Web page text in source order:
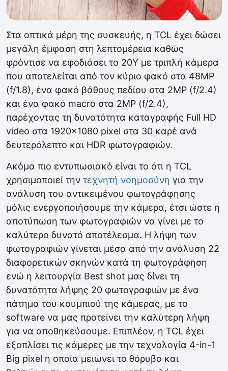
Στα οπτικά μέρη της συσκευής, η TCL έχει δώσει
μεγάλη έμφαση στη λεπτομέρεια καθώς
φρόντισε να εφοδιάσει το 20Y με τριπλή κάμερα
που αποτελείται από τον κύριο φακό στα 48MP
(f/1.8), ένα φακό βάθους πεδίου στα 2MP (f/2.4)
και ένα φακό macro στα 2MP (f/2.4),
παρέχοντας τη δυνατότητα καταγραφής Full HD
video στα 1920×1080 pixel στα 30 καρέ ανά
δευτερόλεπτο και HDR φωτογραφιών.
Ακόμα πιο εντυπωσιακό είναι το ότι η TCL
χρησιμοποιεί την τεχνητή νοημοσύνη για την
ανάλυση του αντικειμένου φωτογράφησης
μόλις ενεργοποιήσουμε την κάμερα, έτσι ώστε η
αποτύπωση των φωτογραφιών να γίνει με το
καλύτερο δυνατό αποτέλεσμα. Η λήψη των
φωτογραφιών γίνεται μέσα από την ανάλυση 22
διαφορετικών σκηνών κατά τη φωτογράφηση
ενώ η λειτουργία Best shot μας δίνει τη
δυνατότητα λήψης 20 φωτογραφιών με ένα
πάτημα του κουμπιού της κάμερας, με το
software να μας προτείνει την καλύτερη λήψη
για να αποθηκεύσουμε. Επιπλέον, η TCL έχει
εξοπλίσει τις κάμερες με την τεχνολογία 4-in-1
Big pixel η οποία μειώνει το θόρυβο και